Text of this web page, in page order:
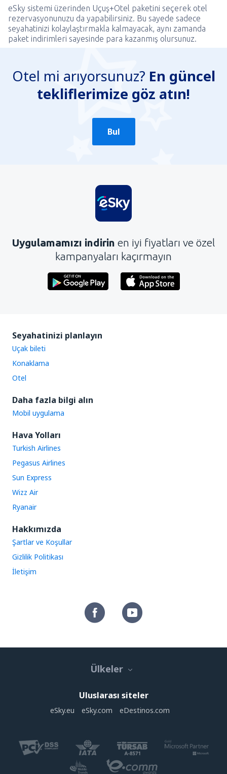
eSky sistemi üzerinden Uçuş+Otel paketini seçerek otel
rezervasyonunuzu da yapabilirsiniz. Bu sayede sadece
seyahatinizi kolaylaştırmakla kalmayacak, aynı zamanda
paket indirimleri sayesinde para kazanmış olursunuz.
Otel mi arıyorsunuz? En güncel
tekliflerimize göz atın!
Bul
Uygulamamızı indirin en iyi fiyatları ve özel
kampanyaları kaçırmayın
Seyahatinizi planlayın
Uçak bileti
Konaklama
Otel
Daha fazla bilgi alın
Mobil uygulama
Hava Yolları
Turkish Airlines
Pegasus Airlines
Sun Express
Wizz Air
Ryanair
Hakkımızda
Şartlar ve Koşullar
Gizlilik Politikası
İletişim
Ülkeler
Uluslarası siteler
eSky.eu eSky.com eDestinos.com